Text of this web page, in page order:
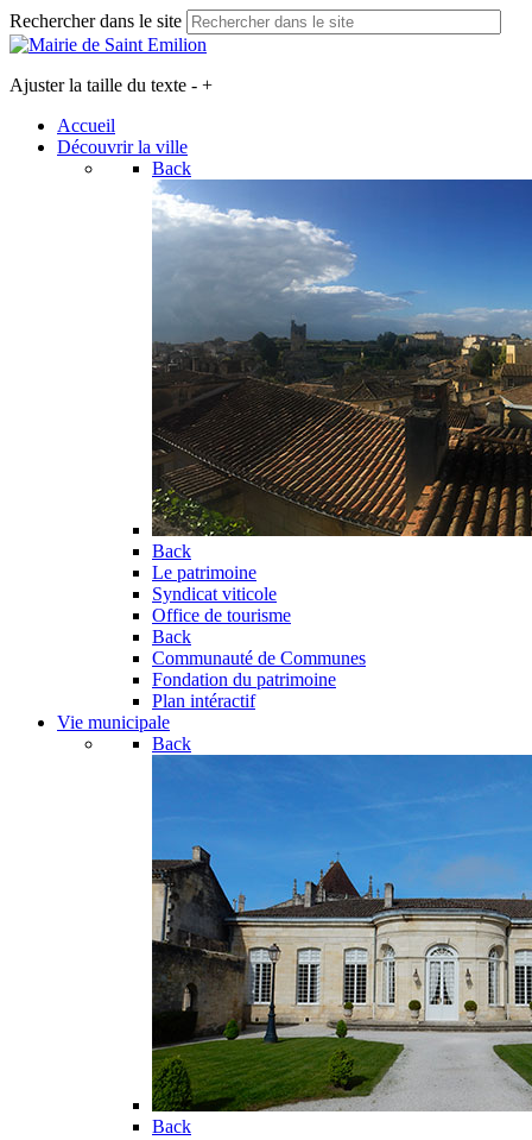
Rechercher dans le site
Ajuster la taille du texte - +
Accueil
Découvrir la ville
Back
Back
Le patrimoine
Syndicat viticole
Office de tourisme
Back
Communauté de Communes
Fondation du patrimoine
Plan intéractif
Vie municipale
Back
Back